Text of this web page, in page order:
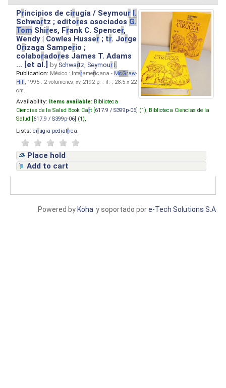
Principios de cirugía / Seymour I.
Schwartz ; editores asociados G.
Tom Shires, Frank C. Spencer,
Wendy | Cowles Husser ; tr. Jorge
Orizaga Samperio ;
colaboradores James T. Adams
... [et al.]by Schwartz, Seymour I.
Publication: México : Interamericana - McGraw-
Hill, 1995 . 2 volúmenes, xv, 2192 p. : il. ; 28.5 x 22
cm.
Availability: Items available: Biblioteca
Ciencias de la Salud Book Cart [ 617.9 / S399p-06 ] (1), Biblioteca Ciencias de la
Salud [ 617.9 / S399p-06 ] (1),
Lists: cirugia pediatrica
Place hold
Add to cart
y soportado pore-Tech Solutions S.A
Powered by Koha